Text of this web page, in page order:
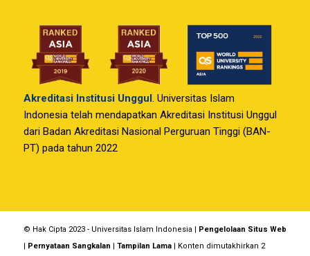
Akreditasi Institusi Unggul. Universitas Islam
Indonesia telah mendapatkan Akreditasi Institusi Unggul
dari Badan Akreditasi Nasional Perguruan Tinggi (BAN-
PT) pada tahun 2022
© Hak Cipta 2023 - Universitas Islam Indonesia | Pengelolaan Situs Web
| Pernyataan Sangkalan | Tampilan Lama| Konten dimutakhirkan 2